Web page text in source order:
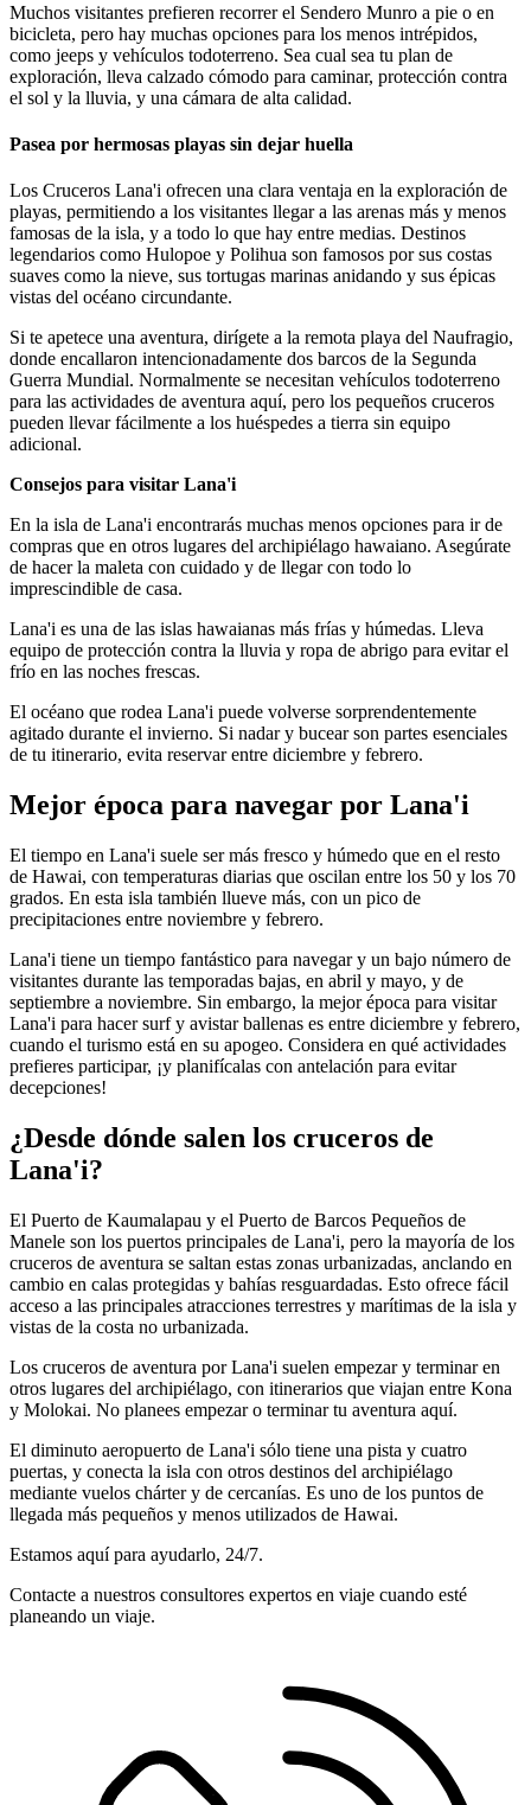
Muchos visitantes prefieren recorrer el Sendero Munro a pie o en
bicicleta, pero hay muchas opciones para los menos intrépidos,
como jeeps y vehículos todoterreno. Sea cual sea tu plan de
exploración, lleva calzado cómodo para caminar, protección contra
el sol y la lluvia, y una cámara de alta calidad.
Pasea por hermosas playas sin dejar huella
Los Cruceros Lana'i ofrecen una clara ventaja en la exploración de
playas, permitiendo a los visitantes llegar a las arenas más y menos
famosas de la isla, y a todo lo que hay entre medias. Destinos
legendarios como Hulopoe y Polihua son famosos por sus costas
suaves como la nieve, sus tortugas marinas anidando y sus épicas
vistas del océano circundante.
Si te apetece una aventura, dirígete a la remota playa del Naufragio,
donde encallaron intencionadamente dos barcos de la Segunda
Guerra Mundial. Normalmente se necesitan vehículos todoterreno
para las actividades de aventura aquí, pero los pequeños cruceros
pueden llevar fácilmente a los huéspedes a tierra sin equipo
adicional.
Consejos para visitar Lana'i
En la isla de Lana'i encontrarás muchas menos opciones para ir de
compras que en otros lugares del archipiélago hawaiano. Asegúrate
de hacer la maleta con cuidado y de llegar con todo lo
imprescindible de casa.
Lana'i es una de las islas hawaianas más frías y húmedas. Lleva
equipo de protección contra la lluvia y ropa de abrigo para evitar el
frío en las noches frescas.
El océano que rodea Lana'i puede volverse sorprendentemente
agitado durante el invierno. Si nadar y bucear son partes esenciales
de tu itinerario, evita reservar entre diciembre y febrero.
Mejor época para navegar por Lana'i
El tiempo en Lana'i suele ser más fresco y húmedo que en el resto
de Hawai, con temperaturas diarias que oscilan entre los 50 y los 70
grados. En esta isla también llueve más, con un pico de
precipitaciones entre noviembre y febrero.
Lana'i tiene un tiempo fantástico para navegar y un bajo número de
visitantes durante las temporadas bajas, en abril y mayo, y de
septiembre a noviembre. Sin embargo, la mejor época para visitar
Lana'i para hacer surf y avistar ballenas es entre diciembre y febrero,
cuando el turismo está en su apogeo. Considera en qué actividades
prefieres participar, ¡y planifícalas con antelación para evitar
decepciones!
¿Desde dónde salen los cruceros de
Lana'i?
El Puerto de Kaumalapau y el Puerto de Barcos Pequeños de
Manele son los puertos principales de Lana'i, pero la mayoría de los
cruceros de aventura se saltan estas zonas urbanizadas, anclando en
cambio en calas protegidas y bahías resguardadas. Esto ofrece fácil
acceso a las principales atracciones terrestres y marítimas de la isla y
vistas de la costa no urbanizada.
Los cruceros de aventura por Lana'i suelen empezar y terminar en
otros lugares del archipiélago, con itinerarios que viajan entre Kona
y Molokai. No planees empezar o terminar tu aventura aquí.
El diminuto aeropuerto de Lana'i sólo tiene una pista y cuatro
puertas, y conecta la isla con otros destinos del archipiélago
mediante vuelos chárter y de cercanías. Es uno de los puntos de
llegada más pequeños y menos utilizados de Hawai.
Estamos aquí para ayudarlo, 24/7.
Contacte a nuestros consultores expertos en viaje cuando esté
planeando un viaje.